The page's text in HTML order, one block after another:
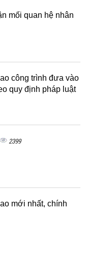
mối quan hệ nhân
công trình đưa vào
quy định pháp luật
2399
mới nhất, chính